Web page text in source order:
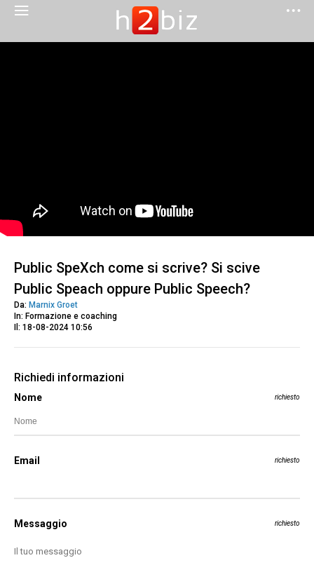
Public SpeXch come si scrive? Si scive
Public Speach oppure Public Speech?
Da: Marnix Groet
In: Formazione e coaching
Il: 18-08-2024 10:56
Richiedi informazioni
Nome richiesto
Email richiesto
Messaggio richiesto